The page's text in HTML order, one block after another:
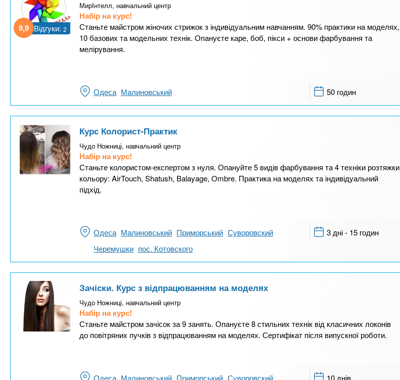
9,9 Відгуки: 2
МирІнтелл, навчальний центр
Набір на курс!
Станьте майстром жіночих стрижок з індивідуальним навчанням. 90% практики на моделях,
10 базових та модельних технік. Опануєте каре, боб, пікси + основи фарбування та
мелірування.
Одеса Малиновський 50 годин
Курс Колорист-Практик
Чудо Ножниці, навчальний центр
Набір на курс!
Станьте колористом-експертом з нуля. Опануйте 5 видів фарбування та 4 техніки розтяжки
кольору: AirTouch, Shatush, Balayage, Ombre. Практика на моделях та індивідуальний
підхід.
Одеса Малиновський Приморський Суворовский
Черемушки пос. Котовского
3 дні - 15 годин
Зачіски. Курс з відпрацюванням на моделях
Чудо Ножниці, навчальний центр
Набір на курс!
Станьте майстром зачісок за 9 занять. Опануєте 8 стильних технік від класичних локонів
до повітряних пучків з відпрацюванням на моделях. Сертифікат після випускної роботи.
Одеса Малиновський Приморський Суворовский 10 днів